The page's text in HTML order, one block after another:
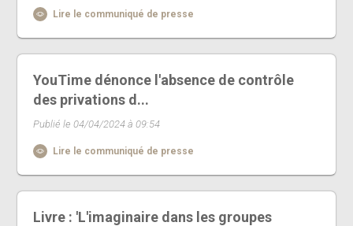
Lire le communiqué de presse
YouTime dénonce l'absence de contrôle
des privations d...
Publié le 04/04/2024 à 09:54
Lire le communiqué de presse
Livre : 'L'imaginaire dans les groupes